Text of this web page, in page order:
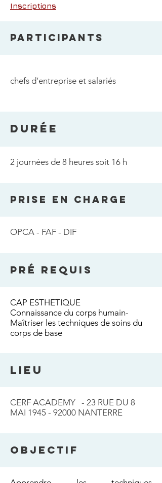
Inscriptions
PARTICIPANTS
chefs d’entreprise et salariés
DURée
2 journées de 8 heures soit 16 h
PRISE EN CHARGE
OPCA - FAF - DIF
Pré requis
CAP ESTHETIQUE
Connaissance du corps humain-
Maîtriser les techniques de soins du
corps de base
LIEU
CERF ACADEMY - 23 RUE DU 8
MAI 1945 - 92000 NANTERRE
OBJECTIF